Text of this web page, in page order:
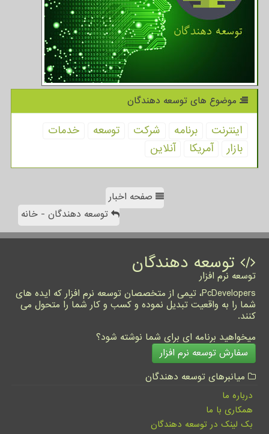
موضوع های توسعه دهندگان
اینترنت برنامه شركت توسعه
خدمات
بازار
آمریكا آنلاین
صفحه اخبار
توسعه دهندگان - خانه
توسعه دهندگان
توسعه نرم افزار
PcDevelopers، تیمی از متخصصان توسعه نرم افزار که ایده های
شما را به واقعیت تبدیل نموده و کسب و کار شما را متحول می
کنند.
میخواهید برنامه ای برای شما نوشته شود؟
سفارش توسعه نرم افزار
میانبرهای توسعه دهندگان
درباره ما
همکاری با ما
بک لینک در توسعه دهندگان